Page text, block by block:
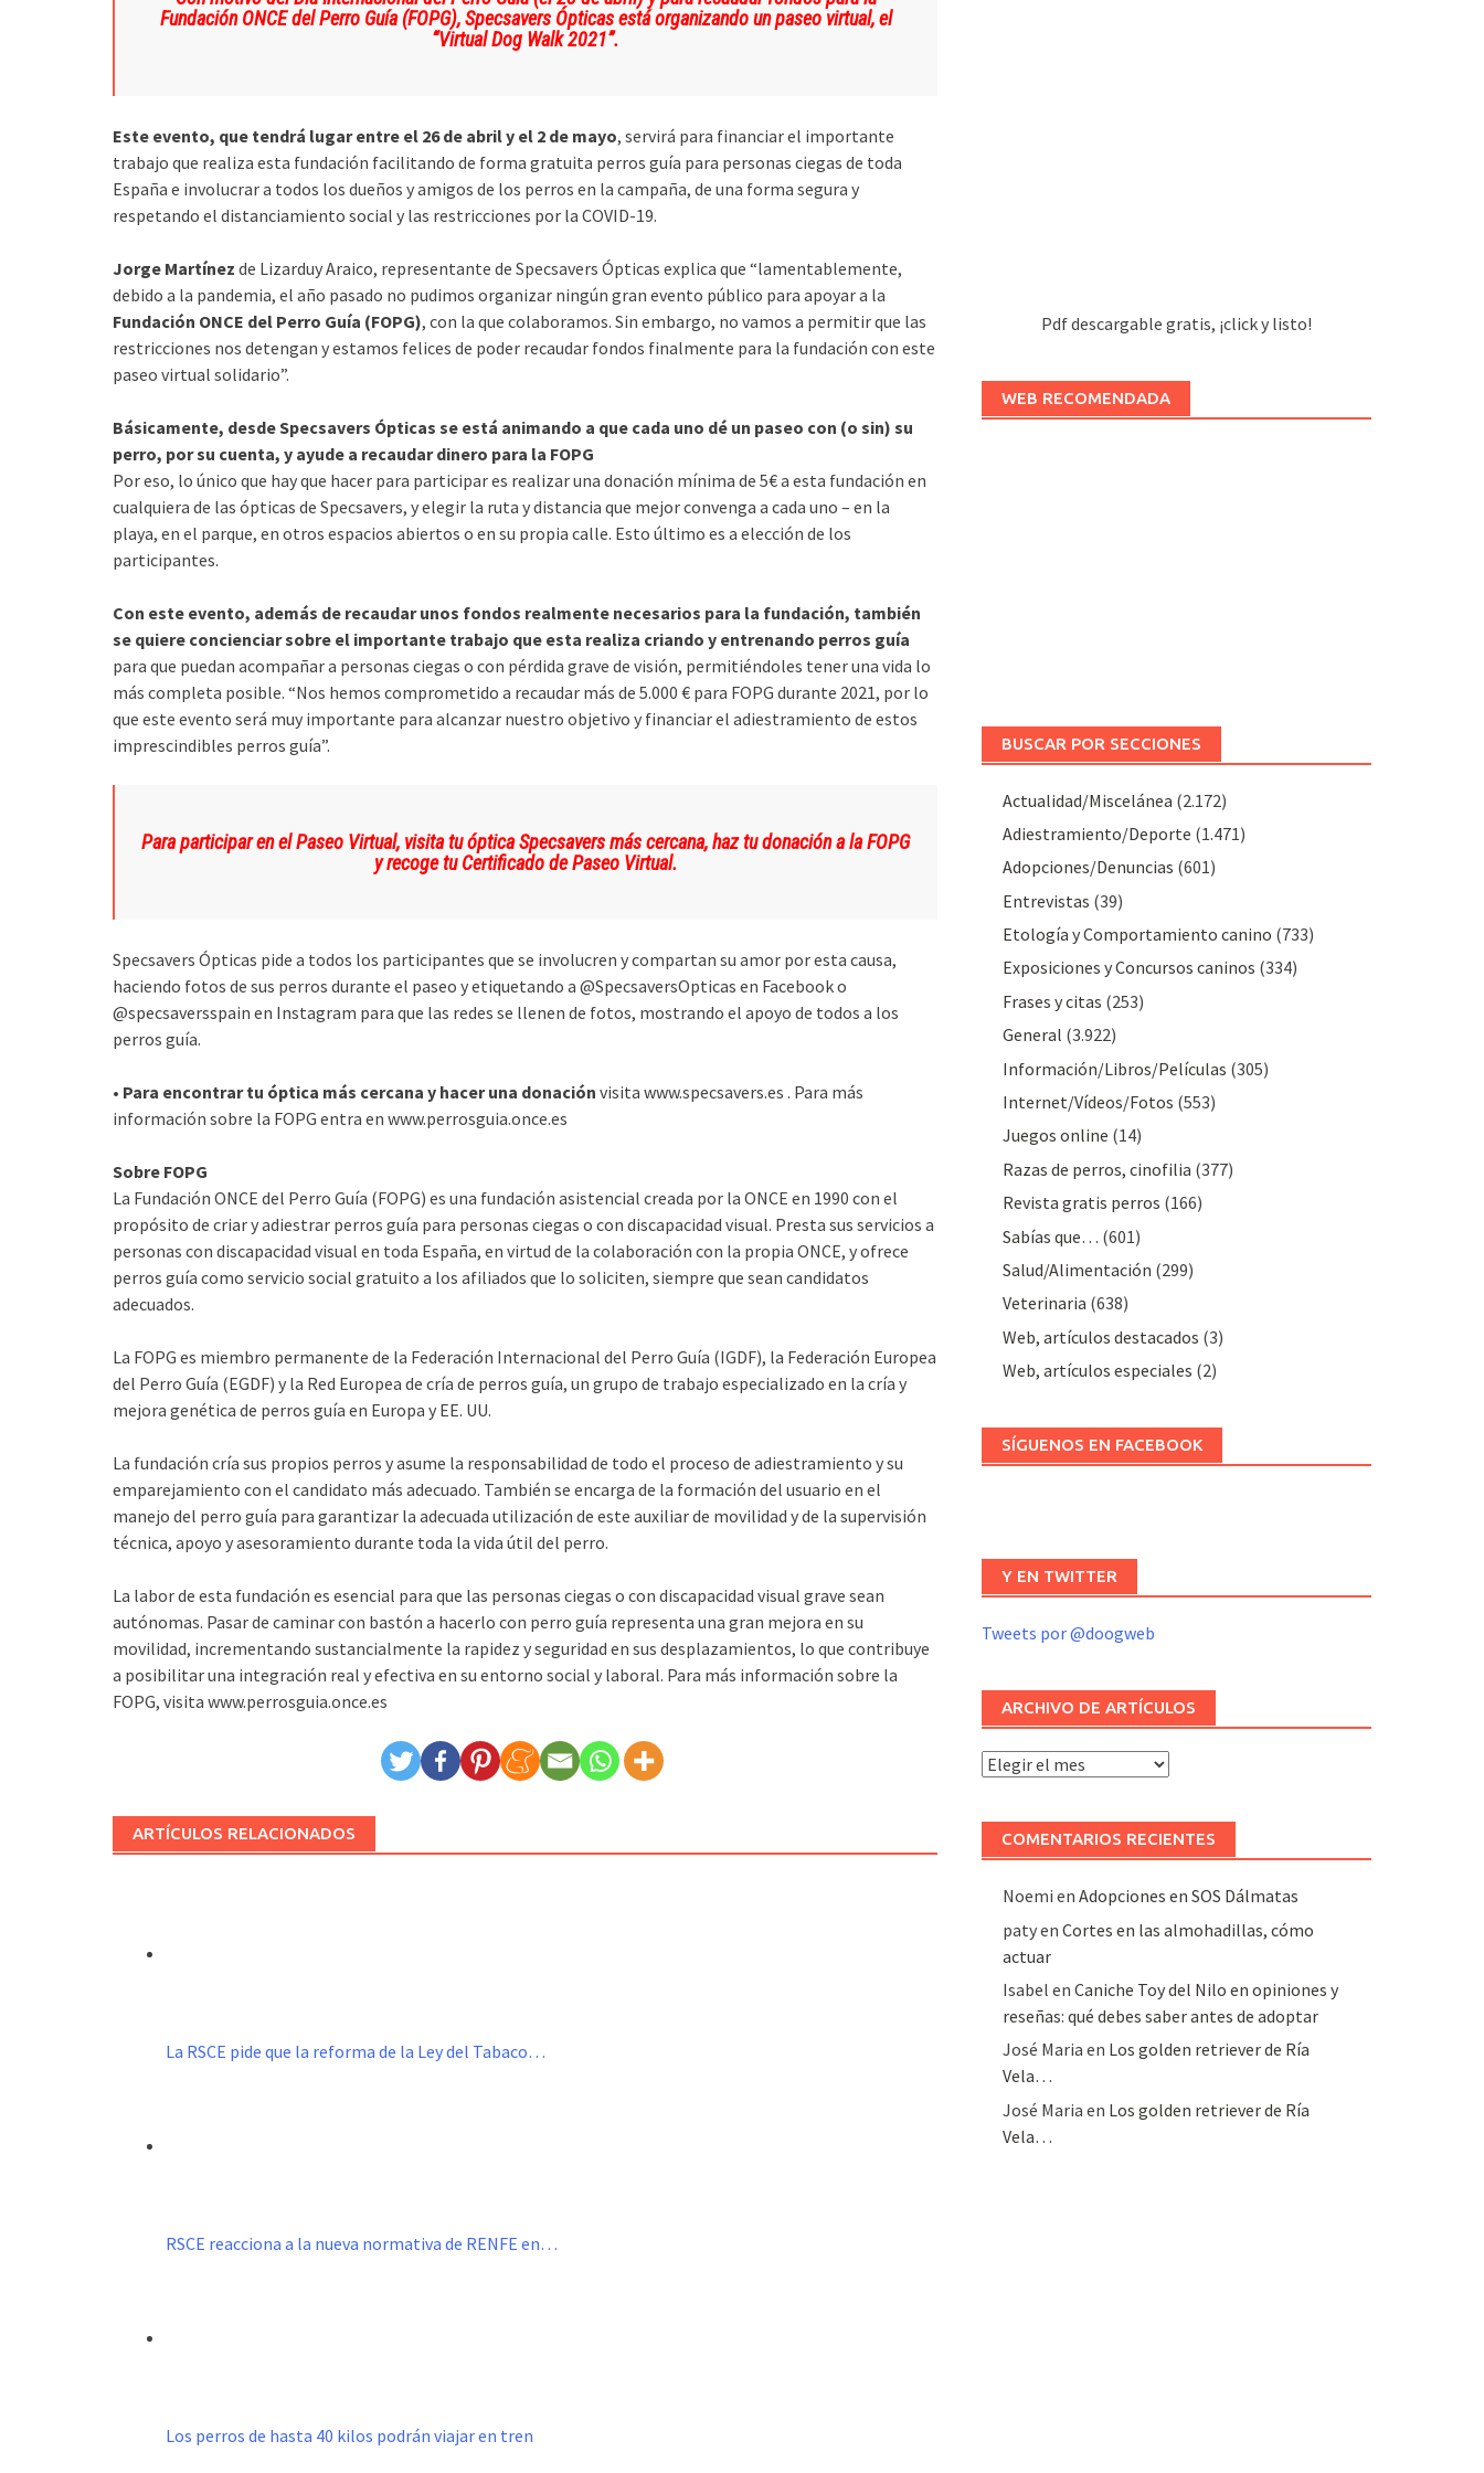
Fundación ONCE del Perro Guía (FOPG), Specsavers Ópticas está organizando un paseo virtual, el
“Virtual Dog Walk 2021”.
Este evento, que tendrá lugar entre el 26 de abril y el 2 de mayo, servirá para financiar el importante
trabajo que realiza esta fundación facilitando de forma gratuita perros guía para personas ciegas de toda
España e involucrar a todos los dueños y amigos de los perros en la campaña, de una forma segura y
respetando el distanciamiento social y las restricciones por la COVID-19.
Jorge Martínez de Lizarduy Araico, representante de Specsavers Ópticas explica que “lamentablemente,
debido a la pandemia, el año pasado no pudimos organizar ningún gran evento público para apoyar a la
Fundación ONCE del Perro Guía (FOPG), con la que colaboramos. Sin embargo, no vamos a permitir que las
restricciones nos detengan y estamos felices de poder recaudar fondos finalmente para la fundación con este
paseo virtual solidario”.
Básicamente, desde Specsavers Ópticas se está animando a que cada uno dé un paseo con (o sin) su
perro, por su cuenta, y ayude a recaudar dinero para la FOPG
Por eso, lo único que hay que hacer para participar es realizar una donación mínima de 5€ a esta fundación en
cualquiera de las ópticas de Specsavers, y elegir la ruta y distancia que mejor convenga a cada uno – en la
playa, en el parque, en otros espacios abiertos o en su propia calle. Esto último es a elección de los
participantes.
Con este evento, además de recaudar unos fondos realmente necesarios para la fundación, también
se quiere concienciar sobre el importante trabajo que esta realiza criando y entrenando perros guía
para que puedan acompañar a personas ciegas o con pérdida grave de visión, permitiéndoles tener una vida lo
más completa posible. “Nos hemos comprometido a recaudar más de 5.000 € para FOPG durante 2021, por lo
que este evento será muy importante para alcanzar nuestro objetivo y financiar el adiestramiento de estos
imprescindibles perros guía”.​
Para participar en el Paseo Virtual, visita tu óptica Specsavers más cercana, haz tu donación a la FOPG
y recoge tu Certificado de Paseo Virtual.
Specsavers Ópticas pide a todos los participantes que se involucren y compartan su amor por esta causa,
haciendo fotos de sus perros durante el paseo y etiquetando a @SpecsaversOpticas en Facebook o
@specsaversspain en Instagram para que las redes se llenen de fotos, mostrando el apoyo de todos a los
perros guía.
• Para encontrar tu óptica más cercana y hacer una donación visita www.specsavers.es . Para más
información sobre la FOPG entra en www.perrosguia.once.es
Sobre FOPG
La Fundación ONCE del Perro Guía (FOPG) es una fundación asistencial creada por la ONCE en 1990 con el
propósito de criar y adiestrar perros guía para personas ciegas o con discapacidad visual. Presta sus servicios a
personas con discapacidad visual en toda España, en virtud de la colaboración con la propia ONCE, y ofrece
perros guía como servicio social gratuito a los afiliados que lo soliciten, siempre que sean candidatos
adecuados.
La FOPG es miembro permanente de la Federación Internacional del Perro Guía (IGDF), la Federación Europea
del Perro Guía (EGDF) y la Red Europea de cría de perros guía, un grupo de trabajo especializado en la cría y
mejora genética de perros guía en Europa y EE. UU.
La fundación cría sus propios perros y asume la responsabilidad de todo el proceso de adiestramiento y su
emparejamiento con el candidato más adecuado. También se encarga de la formación del usuario en el
manejo del perro guía para garantizar la adecuada utilización de este auxiliar de movilidad y de la supervisión
técnica, apoyo y asesoramiento durante toda la vida útil del perro.
La labor de esta fundación es esencial para que las personas ciegas o con discapacidad visual grave sean
autónomas. Pasar de caminar con bastón a hacerlo con perro guía representa una gran mejora en su
movilidad, incrementando sustancialmente la rapidez y seguridad en sus desplazamientos, lo que contribuye
a posibilitar una integración real y​ efectiva en su entorno social y laboral. Para más información sobre la
FOPG, visita www.perrosguia.once.es
ARTÍCULOS RELACIONADOS
La RSCE pide que la reforma de la Ley del Tabaco…
RSCE reacciona a la nueva normativa de RENFE en…
Los perros de hasta 40 kilos podrán viajar en tren
Pdf descargable gratis, ¡click y listo!
WEB RECOMENDADA
BUSCAR POR SECCIONES
Actualidad/Miscelánea (2.172)
Adiestramiento/Deporte (1.471)
Adopciones/Denuncias (601)
Entrevistas (39)
Etología y Comportamiento canino (733)
Exposiciones y Concursos caninos (334)
Frases y citas (253)
General (3.922)
Información/Libros/Películas (305)
Internet/Vídeos/Fotos (553)
Juegos online (14)
Razas de perros, cinofilia (377)
Revista gratis perros (166)
Sabías que… (601)
Salud/Alimentación (299)
Veterinaria (638)
Web, artículos destacados (3)
Web, artículos especiales (2)
SÍGUENOS EN FACEBOOK
Y EN TWITTER
Tweets por @doogweb
ARCHIVO DE ARTÍCULOS
Archivo
artículos
COMENTARIOS RECIENTES
Noemi en Adopciones en SOS Dálmatas
patyen Cortes en las almohadillas, cómo
actuar
Isabel en Caniche Toy del Nilo en opiniones y
reseñas: qué debes saber antes de adoptar
José Maria en Los golden retriever de Ría
Vela…
José Maria en Los golden retriever de Ría
Vela…